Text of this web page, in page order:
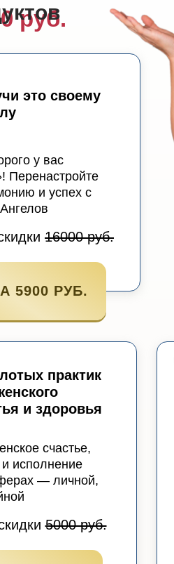
практик
и здоровья
счастье,
исполнение
— личной,
5000 руб.
руб.
это своему
у вас
Перенастройте
и успех с
16000 руб.
5900 РУБ.